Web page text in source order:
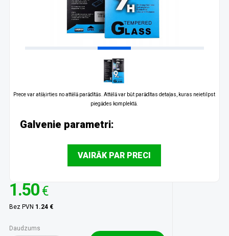
Prece var atšķirties no attēlā parādītās. Attēlā var būt parādītas detaļas, kuras neietilpst
piegādes komplektā.
Galvenie parametri:
VAIRĀK PAR PRECI
1.50 €
Bez PVN 1.24 €
Daudzums